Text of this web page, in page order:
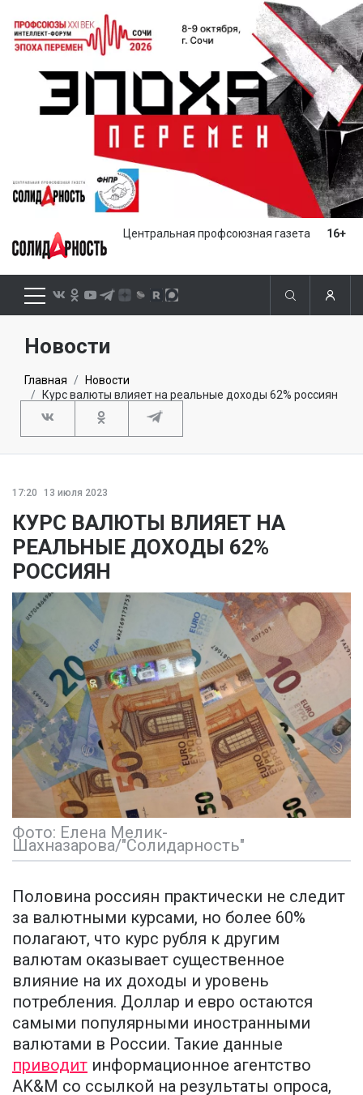
Центральная профсоюзная газета 16+
Новости
Главная
Новости
Курс валюты влияет на реальные доходы 62% россиян
17:20 13 июля 2023
КУРС ВАЛЮТЫ ВЛИЯЕТ НА
РЕАЛЬНЫЕ ДОХОДЫ 62%
РОССИЯН
Фото: Елена Мелик-
Шахназарова/"Солидарность"
Половина россиян практически не следит
за валютными курсами, но более 60%
полагают, что курс рубля к другим
валютам оказывает существенное
влияние на их доходы и уровень
потребления. Доллар и евро остаются
самыми популярными иностранными
валютами в России. Такие данные
приводит информационное агентство
AK&M со ссылкой на результаты опроса,